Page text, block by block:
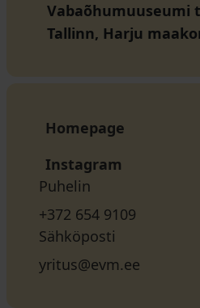
Vabaõhumuuseumi
Tallinn, Harju
Homepage
Instagram
Puhelin
+372 654 9109
Sähköposti
yritus@evm.ee